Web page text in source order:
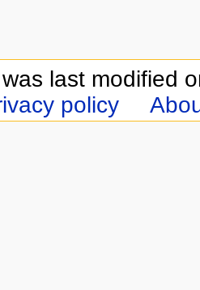
last modified
policy